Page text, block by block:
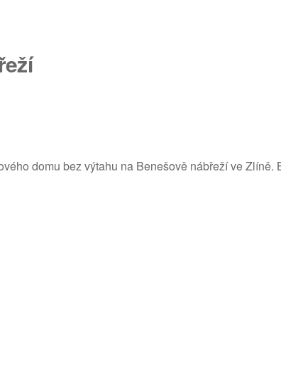
domu bez výtahu na Benešově nábřeží ve